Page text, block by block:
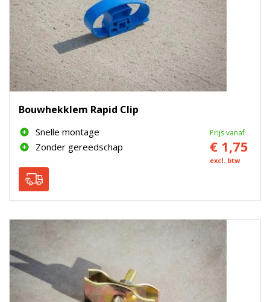
Bouwhekklem Rapid Clip
Prijs vanaf
€ 1,75
excl. btw
Snelle montage
Zonder gereedschap